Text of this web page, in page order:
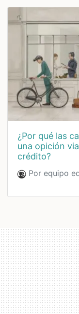
¿por qué las casas de empeño pueden ser
una opición
crédito?
Por equipo